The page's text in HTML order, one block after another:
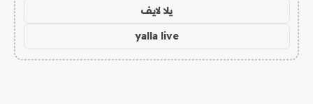
يلا لايف
yalla live